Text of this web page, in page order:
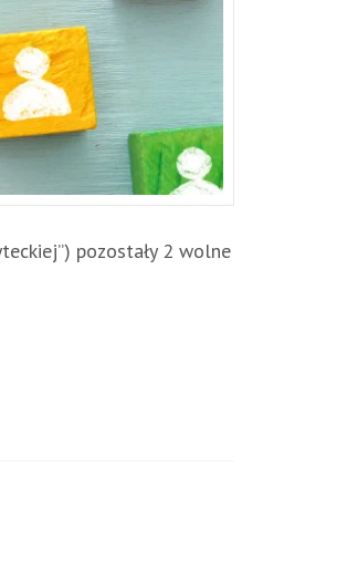
pozostały 2 wolne